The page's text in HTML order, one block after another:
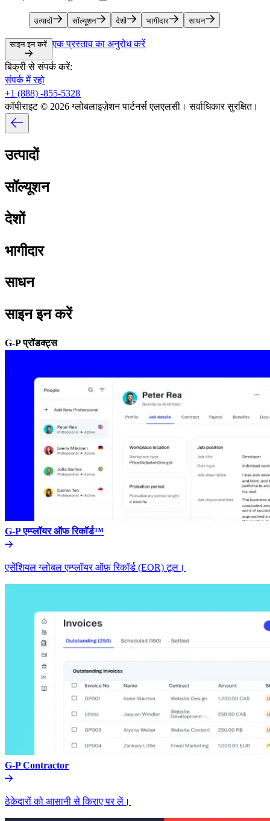
उत्पादों​​ सॉल्यूशन​​ देशों​​ भागीदार​​ साधन​​
साइन इन करें​​ एक प्रस्ताव का अनुरोध करें​​
बिक्री से संपर्क करें:​​
संपर्क में रहो​​
+1 (888) -855-5328​​
कॉपीराइट © 2026 ग्लोबलाइज़ेशन पार्टनर्स एलएलसी। सर्वाधिकार सुरक्षित।​​
उत्पादों​​
सॉल्यूशन​​
देशों​​
भागीदार​​
साधन​​
साइन इन करें​​
G-P प्रॉडक्ट्स​​
G-P एम्प्लॉयर ऑफ रिकॉर्ड™​​
एसेंशियल ग्लोबल एम्प्लॉयर ऑफ़ रिकॉर्ड (EOR) टूल।​​
G-P Contractor​​
ठेकेदारों को आसानी से किराए पर लें।​​